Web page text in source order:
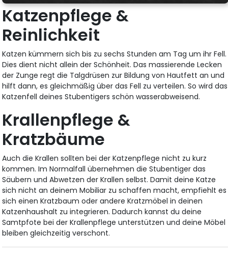
Katzenpflege &
Reinlichkeit
Katzen kümmern sich bis zu sechs Stunden am Tag um ihr Fell.
Dies dient nicht allein der Schönheit. Das massierende Lecken
der Zunge regt die Talgdrüsen zur Bildung von Hautfett an und
hilft dann, es gleichmäßig über das Fell zu verteilen. So wird das
Katzenfell deines Stubentigers schön wasserabweisend.
Krallenpflege &
Kratzbäume
Auch die Krallen sollten bei der Katzenpflege nicht zu kurz
kommen. Im Normalfall übernehmen die Stubentiger das
Säubern und Abwetzen der Krallen selbst. Damit deine Katze
sich nicht an deinem Mobiliar zu schaffen macht, empfiehlt es
sich einen Kratzbaum oder andere Kratzmöbel in deinen
Katzenhaushalt zu integrieren. Dadurch kannst du deine
Samtpfote bei der Krallenpflege unterstützen und deine Möbel
bleiben gleichzeitig verschont.